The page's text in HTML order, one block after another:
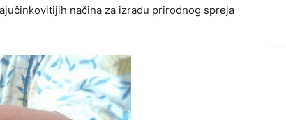
načina za izradu prirodnog spreja